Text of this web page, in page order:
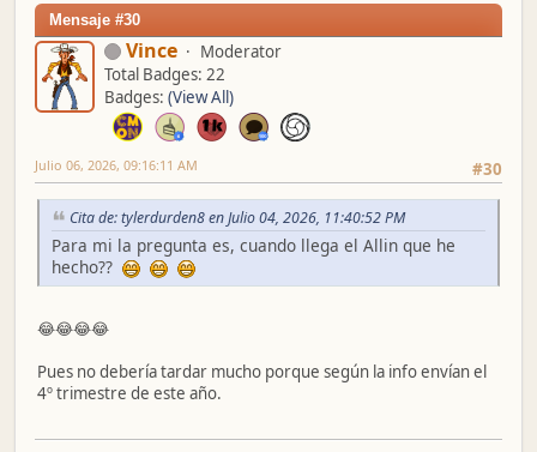
Mensaje #30
Vince
Moderator
Total Badges: 22
Badges: (View All)
#30
Julio 06, 2026, 09:16:11 AM
Cita de: tylerdurden8 en Julio 04, 2026, 11:40:52 PM
Para mi la pregunta es, cuando llega el Allin que he
hecho??
😂😂😂😂
Pues no debería tardar mucho porque según la info envían el
4º trimestre de este año.